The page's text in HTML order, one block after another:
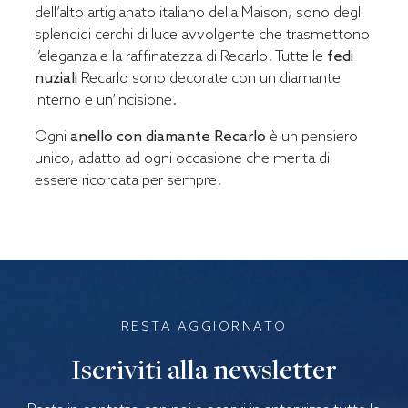
dell’alto artigianato italiano della Maison, sono degli
splendidi cerchi di luce avvolgente che trasmettono
l’eleganza e la raffinatezza di Recarlo. Tutte le fedi
nuzialiRecarlo sono decorate con un diamante
interno e un’incisione.
Ogni anello con diamante Recarlo è un pensiero
unico, adatto ad ogni occasione che merita di
essere ricordata per sempre.
RESTA AGGIORNATO
Iscriviti alla newsletter